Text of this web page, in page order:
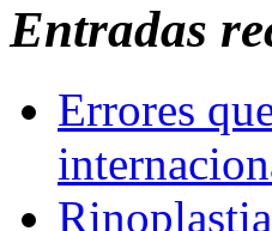
Entradas
Errores